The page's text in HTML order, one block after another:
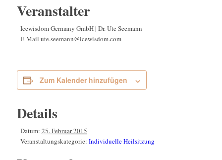
Veranstalter
Icewisdom Germany GmbH | Dr. Ute Seemann
E-Mail ute.seemann@icewisdom.com
Zum Kalender hinzufügen
Details
Datum: 25. Februar 2015
Veranstaltungskategorie: Individuelle Heilsitzung